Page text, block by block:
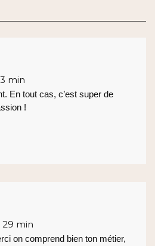
min
En tout cas, c’est super de
!
29 min
on comprend bien ton métier,